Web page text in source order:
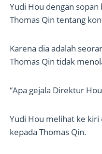
Yudi Hou dengan
Thomas Qin tentang
Karena dia adalah
Thomas Qin tidak
“Apa gejala Direktur
Yudi Hou melihat ke kiri
kepada Thomas Qin.